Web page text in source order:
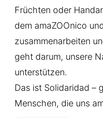
Früchten oder
dem amaZOOnico
zusammenarbeiten
geht darum, unsere
unterstützen.
Das ist Solidaridad –
Menschen, die uns